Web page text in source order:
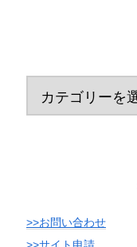
>>お問い合わせ